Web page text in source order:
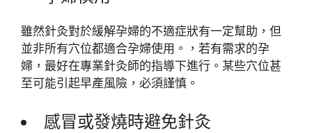
雖然針灸對於緩解孕婦的不適症狀有一定幫助，但
並非所有穴位都適合孕婦使用。，若有需求的孕
婦，最好在專業針灸師的指導下進行。某些穴位甚
至可能引起早產風險，必須謹慎。
感冒或發燒時避免針灸